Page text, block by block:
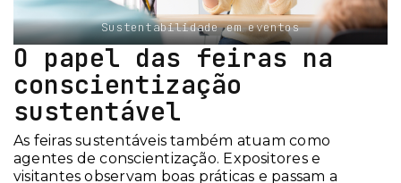
Sustentabilidade em eventos
O papel das feiras na
conscientização
sustentável
As feiras sustentáveis também atuam como
agentes de conscientização. Expositores e
visitantes observam boas práticas e passam a